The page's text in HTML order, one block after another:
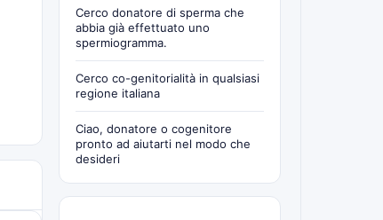
Cerco donatore di sperma che
abbia già effettuato uno
spermiogramma.
Cerco co-genitorialità in qualsiasi
regione italiana
Ciao, donatore o cogenitore
pronto ad aiutarti nel modo che
desideri